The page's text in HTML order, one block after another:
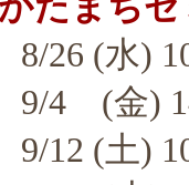
：30
：00
：30